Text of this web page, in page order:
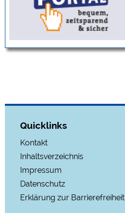
Quicklinks
Kontakt
Inhaltsverzeichnis
Impressum
Datenschutz
Erklärung zur Barrierefreiheit